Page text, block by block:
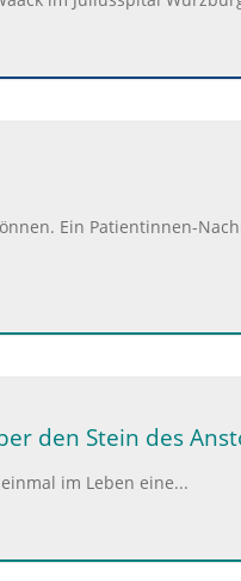
Ein Patientinnen-
den Stein des
im Leben eine...